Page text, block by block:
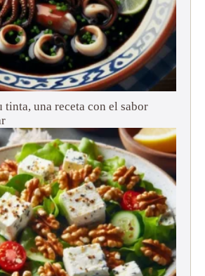
tinta, una receta con el sabor